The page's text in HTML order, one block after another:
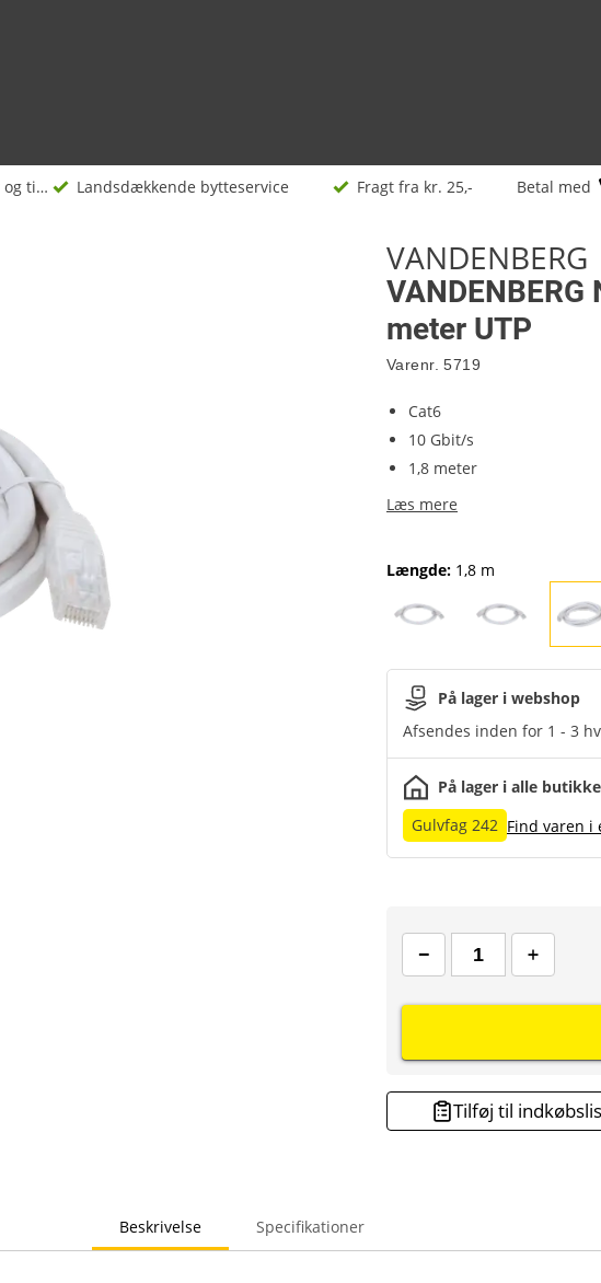
Netværkskabler og tilbehør Landsdækkende bytteservice Fragt fra kr. 25,- Betal med
VANDENBERG
meter UTP
Varenr. 5719
Cat6
10 Gbit/s
1,8 meter
Læs mere
Længde: 1,8 m
På lager i webshop
Afsendes inden for 1 - 3
På lager i alle
Gulvfag 242 Find varen
Tilføj til
Beskrivelse Specifikationer